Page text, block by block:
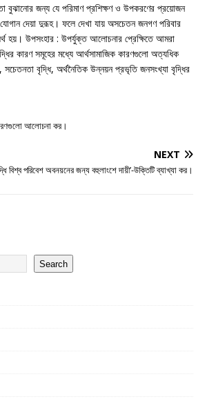
বুঝানোর জন্য যে পরিমাণ প্রশিক্ষণ ও উপকরণের প্রয়োজন
দেয়া দুরূহ। ফলে দেখা যায় অসচেতন জনগণ পরিবার
হয়। উপসংহার : উপর্যুক্ত আলোচনার প্রেক্ষিতে আমরা
কারণ সমূহের মধ্যে আর্থসামাজিক কারণগুলো অত্যধিক
সচেতনতা বৃদ্ধি, অর্থনৈতিক উন্নয়ন প্রভৃতি জনসংখ্যা বৃদ্ধির
আলোচনা কর।
NEXT
বিশ্ব পরিবেশ অবনয়নের জন্য বহুলাংশে দায়ী’-উক্তিটি ব্যাখ্যা কর।
Search